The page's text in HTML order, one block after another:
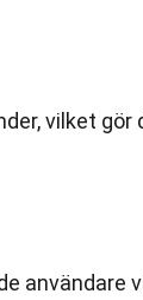
vilket
användare